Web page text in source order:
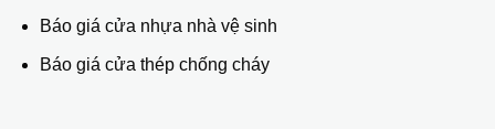
Báo giá cửa nhựa nhà vệ sinh
Báo giá cửa thép chống cháy